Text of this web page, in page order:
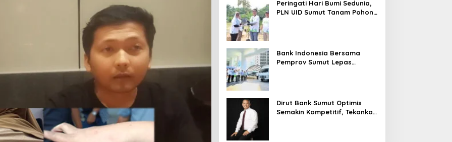
Peringati Hari Bumi Sedunia,
PLN UID Sumut Tanam Pohon
Bank Indonesia Bersama
Pemprov Sumut Lepas
Dirut Bank Sumut Optimis
Semakin Kompetitif, Tekankan